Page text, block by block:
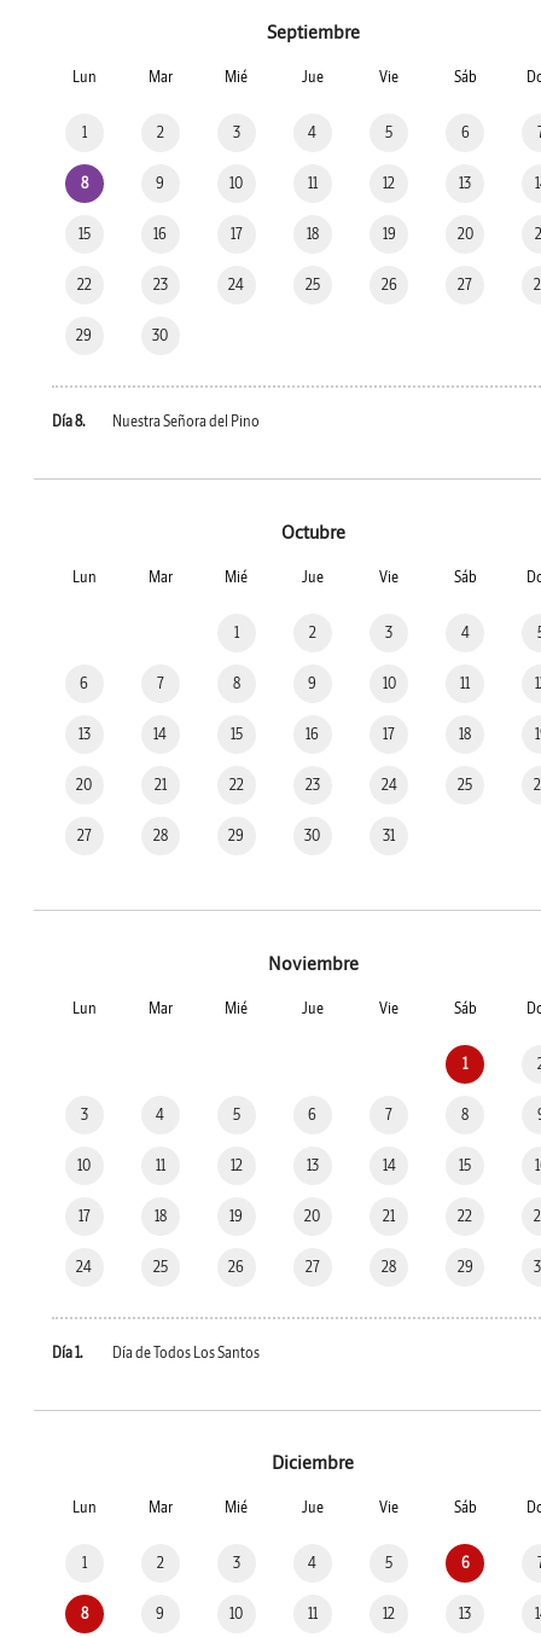
Septiembre
Lun Mar Mié Jue Vie Sáb
1 2 3 4 5 6
8 9 10 11 12 13
15 16 17 18 19 20
22 23 24 25 26 27
29 30
Día 8. Nuestra Señora del Pino
Octubre
Lun Mar Mié Jue Vie Sáb
1 2 3 4
6 7 8 9 10 11
13 14 15 16 17 18
20 21 22 23 24 25
27 28 29 30 31
Noviembre
Lun Mar Mié Jue Vie Sáb
1
3 4 5 6 7 8
10 11 12 13 14 15
17 18 19 20 21 22
24 25 26 27 28 29
Día 1. Día de Todos Los Santos
Diciembre
Lun Mar Mié Jue Vie Sáb
1 2 3 4 5 6
8 9 10 11 12 13